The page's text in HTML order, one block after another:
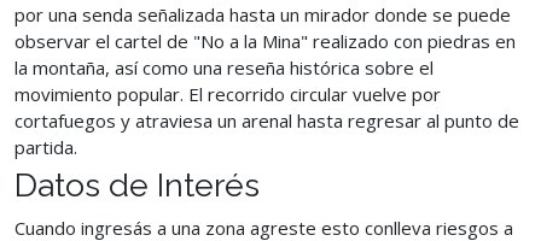
por una senda señalizada hasta un mirador donde se puede
observar el cartel de "No a la Mina" realizado con piedras en
la montaña, así como una reseña histórica sobre el
movimiento popular. El recorrido circular vuelve por
cortafuegos y atraviesa un arenal hasta regresar al punto de
partida.
Datos de Interés
Cuando ingresás a una zona agreste esto conlleva riesgos a